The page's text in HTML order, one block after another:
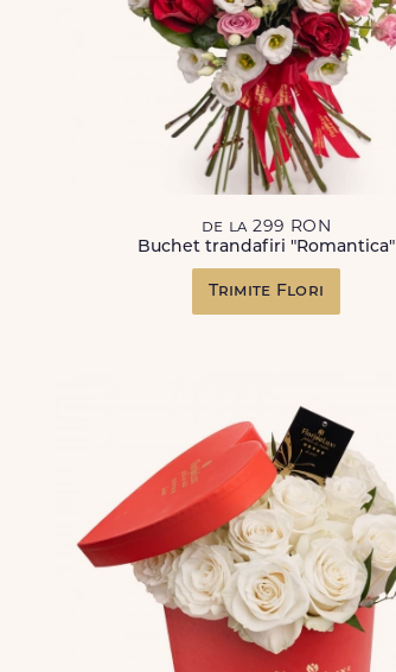
de la 299 RON
Buchet trandafiri "Romantica"
Trimite Flori